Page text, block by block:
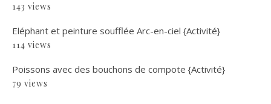
143 views
Eléphant et peinture soufflée Arc-en-ciel {Activité}
114 views
Poissons avec des bouchons de compote {Activité}
79 views